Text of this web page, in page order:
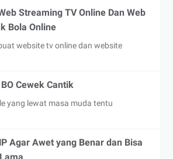
Streaming TV Online Dan Web
Bola Online
website tv online dan website
Cewek Cantik
yang lewat masa muda tentu
Agar Awet yang Benar dan Bisa